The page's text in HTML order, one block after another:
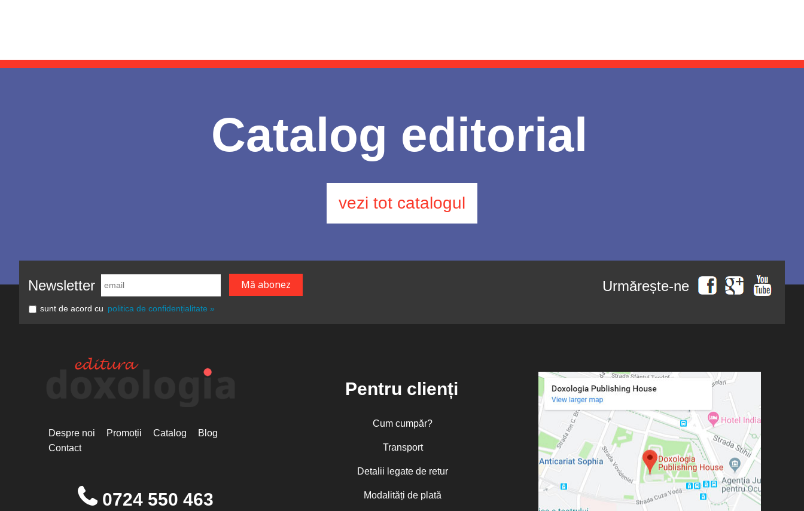
Catalog editorial
vezi tot catalogul
Newsletter
sunt de acord cu politica de confidențialitate »
Urmărește-ne
Despre noi Promoții Catalog
Blog
Contact
0724 550 463
Pentru clienți
Cum cumpăr?
Transport
Detalii legate de retur
Modalități de plată